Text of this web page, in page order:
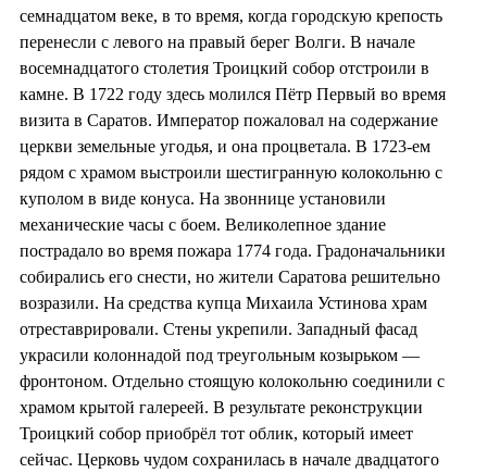
семнадцатом веке, в то время, когда городскую крепость
перенесли с левого на правый берег Волги. В начале
восемнадцатого столетия Троицкий собор отстроили в
камне. В 1722 году здесь молился Пётр Первый во время
визита в Саратов. Император пожаловал на содержание
церкви земельные угодья, и она процветала. В 1723-ем
рядом с храмом выстроили шестигранную колокольню с
куполом в виде конуса. На звоннице установили
механические часы с боем. Великолепное здание
пострадало во время пожара 1774 года. Градоначальники
собирались его снести, но жители Саратова решительно
возразили. На средства купца Михаила Устинова храм
отреставрировали. Стены укрепили. Западный фасад
украсили колоннадой под треугольным козырьком —
фронтоном. Отдельно стоящую колокольню соединили с
храмом крытой галереей. В результате реконструкции
Троицкий собор приобрёл тот облик, который имеет
сейчас. Церковь чудом сохранилась в начале двадцатого